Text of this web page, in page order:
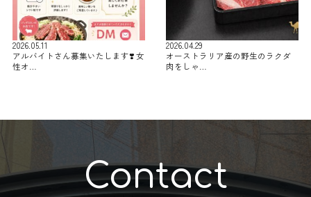
2026.05.11
アルバイトさん募集いたします❣️ 女
性オ…
2026.04.29
オーストラリア産の野生のラクダ
肉をしゃ…
Contact